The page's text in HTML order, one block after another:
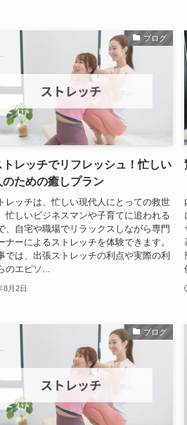
ブログ
トレッチでリフレッシュ！忙しい
のための癒しプラン
レッチは、忙しい現代人にとっての救世
忙しいビジネスマンや子育てに追われる
、自宅や職場でリラックスしながら専門
ナーによるストレッチを体験できます。
では、出張ストレッチの利点や実際の利
のエピソ...
8月2日
ブログ